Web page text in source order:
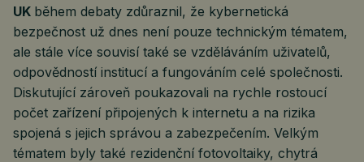
UK během debaty zdůraznil, že kybernetická
bezpečnost už dnes není pouze technickým tématem,
ale stále více souvisí také se vzděláváním uživatelů,
odpovědností institucí a fungováním celé společnosti.
Diskutující zároveň poukazovali na rychle rostoucí
počet zařízení připojených k internetu a na rizika
spojená s jejich správou a zabezpečením. Velkým
tématem byly také rezidenční fotovoltaiky, chytrá